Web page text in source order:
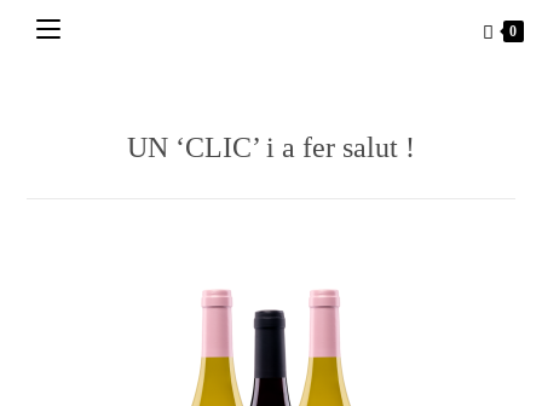
0
UN ‘CLIC’ i a fer salut !